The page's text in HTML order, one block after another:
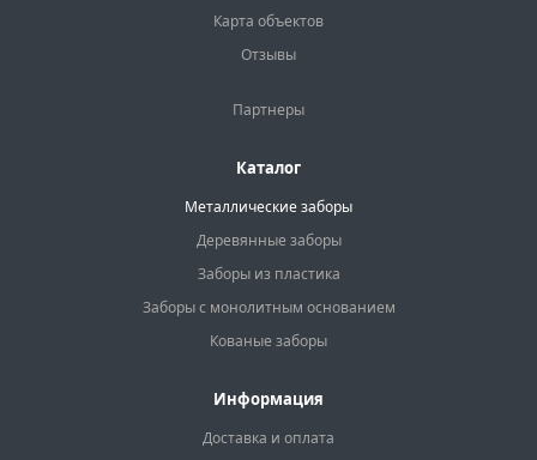
Карта объектов
Отзывы
Партнеры
Каталог
Металлические заборы
Деревянные заборы
Заборы из пластика
Заборы с монолитным основанием
Кованые заборы
Информация
Доставка и оплата